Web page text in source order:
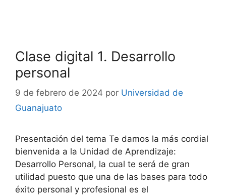
Clase digital 1. Desarrollo
personal
9 de febrero de 2024 por Universidad de
Guanajuato
Presentación del tema Te damos la más cordial
bienvenida a la Unidad de Aprendizaje:
Desarrollo Personal, la cual te será de gran
utilidad puesto que una de las bases para todo
éxito personal y profesional es el